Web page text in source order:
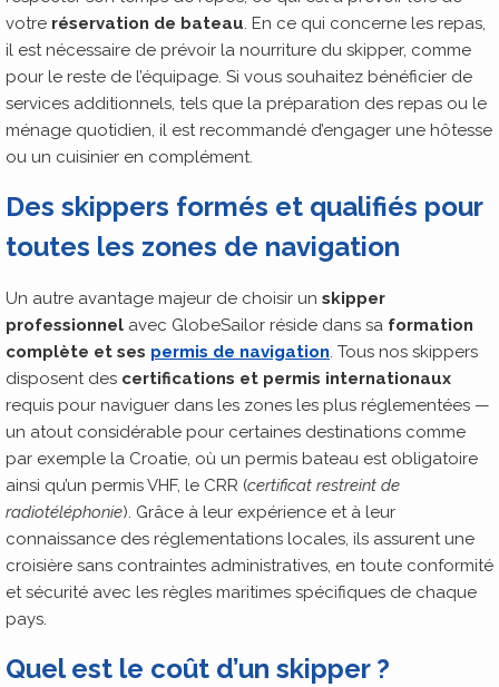
votre réservation de bateau. En ce qui concerne les repas,
il est nécessaire de prévoir la nourriture du skipper, comme
pour le reste de l’équipage. Si vous souhaitez bénéficier de
services additionnels, tels que la préparation des repas ou le
ménage quotidien, il est recommandé d’engager une hôtesse
ou un cuisinier en complément.
Des skippers formés et qualifiés pour
toutes les zones de navigation
Un autre avantage majeur de choisir un skipper
professionnel avec GlobeSailor réside dans sa formation
complète et ses permis de navigation. Tous nos skippers
disposent des certifications et permis internationaux
requis pour naviguer dans les zones les plus réglementées —
un atout considérable pour certaines destinations comme
par exemple la Croatie, où un permis bateau est obligatoire
ainsi qu’un permis VHF, le CRR (certificat restreint de
radiotéléphonie). Grâce à leur expérience et à leur
connaissance des réglementations locales, ils assurent une
croisière sans contraintes administratives, en toute conformité
et sécurité avec les règles maritimes spécifiques de chaque
pays.
Quel est le coût d’un skipper ?